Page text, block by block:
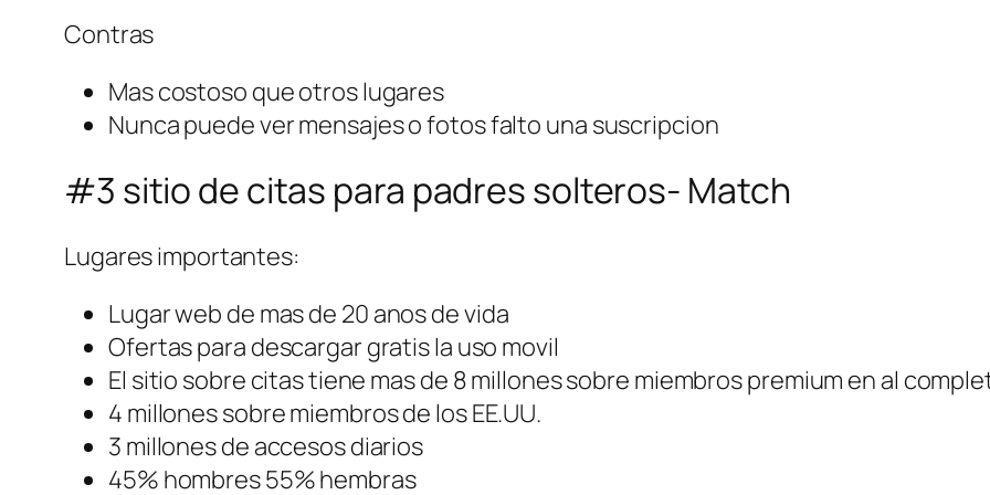
Contras
Mas costoso que otros lugares
Nunca puede ver mensajes o fotos falto una suscripcion
#3 sitio de citas para padres solteros- Match
Lugares importantes:
Lugar web de mas de 20 anos de vida
Ofertas para descargar gratis la uso movil
El sitio sobre citas tiene mas de 8 millones sobre miembros premium en al
4 millones sobre miembros de los EE.UU.
3 millones de accesos diarios
45% hombres 55% hembras